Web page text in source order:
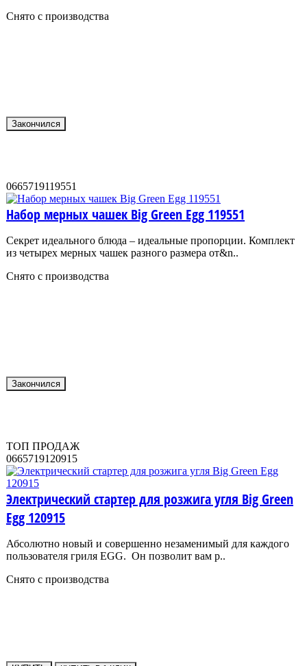
Снято с производства
Закончился
0665719119551
Набор мерных чашек Big Green Egg 119551
Секрет идеального блюда – идеальные пропорции. Комплект
из четырех мерных чашек разного размера от&n..
Снято с производства
Закончился
ТОП ПРОДАЖ
0665719120915
Электрический стартер для розжига угля Big Green
Egg 120915
Абсолютно новый и совершенно незаменимый для каждого
пользователя гриля EGG. Он позволит вам р..
Снято с производства